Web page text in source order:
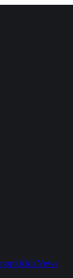
KidsNews